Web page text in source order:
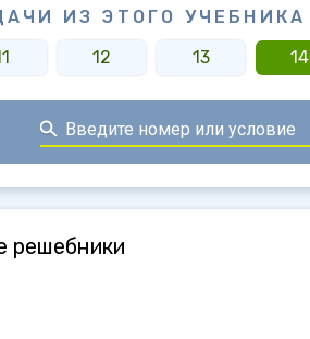
ИЗ ЭТОГО УЧЕБНИКА
12 13 14
решебники